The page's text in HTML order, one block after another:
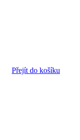
Přejít do košíku